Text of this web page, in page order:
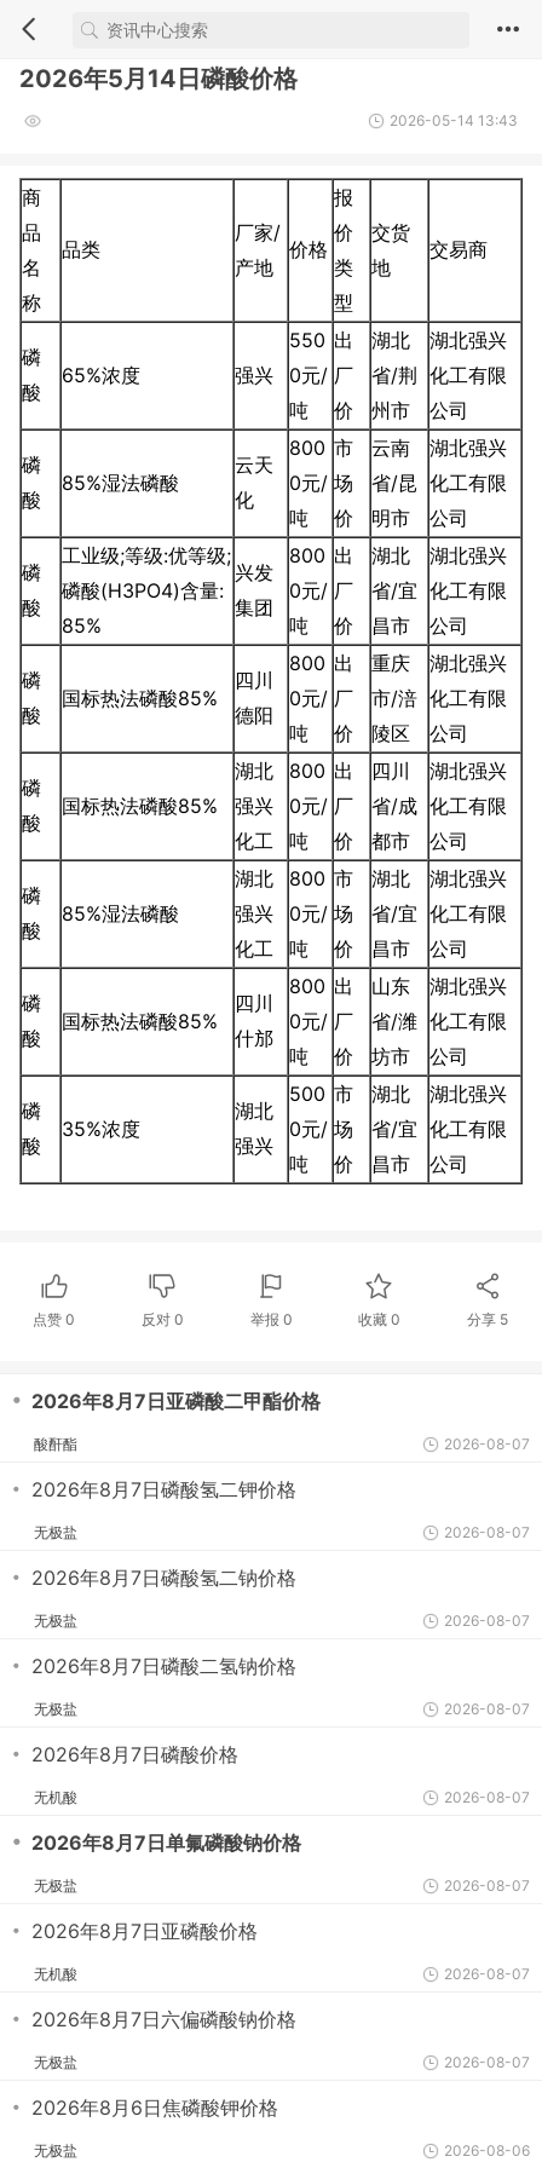
2026年5月14日磷酸价格
2026-05-14 13:43
商
品
名
称
品类
厂家/
产地
价格
报
价
类
型
交货
地
交易商
磷
酸
65%浓度 强兴
550
0元/
吨
出
厂
价
湖北
省/荆
州市
湖北强兴
化工有限
公司
磷
酸
85%湿法磷酸
云天
化
800
0元/
吨
市
场
价
云南
省/昆
明市
湖北强兴
化工有限
公司
磷
酸
工业级;等级:优等级;
磷酸(H3PO4)含量:
85%
兴发
集团
800
0元/
吨
出
厂
价
湖北
省/宜
昌市
湖北强兴
化工有限
公司
磷
酸
国标热法磷酸85%
四川
德阳
800
0元/
吨
出
厂
价
重庆
市/涪
陵区
湖北强兴
化工有限
公司
磷
酸
国标热法磷酸85%
湖北
强兴
化工
800
0元/
吨
出
厂
价
四川
省/成
都市
湖北强兴
化工有限
公司
磷
酸
85%湿法磷酸
湖北
强兴
化工
800
0元/
吨
市
场
价
湖北
省/宜
昌市
湖北强兴
化工有限
公司
磷
酸
国标热法磷酸85%
四川
什邡
800
0元/
吨
出
厂
价
山东
省/潍
坊市
湖北强兴
化工有限
公司
磷
酸
35%浓度
湖北
强兴
500
0元/
吨
市
场
价
湖北
省/宜
昌市
湖北强兴
化工有限
公司
点赞0 反对 0 举报 0 收藏 0 分享 5
・ 2026年8月7日亚磷酸二甲酯价格
酸酐酯 2026-08-07
・ 2026年8月7日磷酸氢二钾价格
无极盐 2026-08-07
・ 2026年8月7日磷酸氢二钠价格
无极盐 2026-08-07
・ 2026年8月7日磷酸二氢钠价格
无极盐 2026-08-07
・ 2026年8月7日磷酸价格
无机酸 2026-08-07
・ 2026年8月7日单氟磷酸钠价格
无极盐 2026-08-07
・ 2026年8月7日亚磷酸价格
无机酸 2026-08-07
・ 2026年8月7日六偏磷酸钠价格
无极盐 2026-08-07
・ 2026年8月6日焦磷酸钾价格
无极盐 2026-08-06